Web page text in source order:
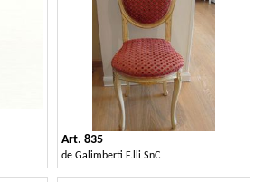
Art. 835
de Galimberti F.lli SnC